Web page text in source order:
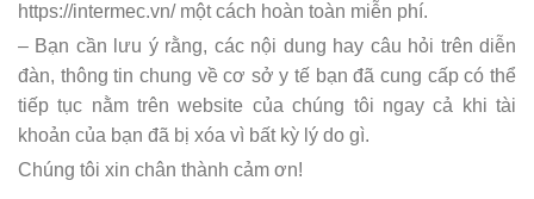
https://intermec.vn/ một cách hoàn toàn miễn phí.
– Bạn cần lưu ý rằng, các nội dung hay câu hỏi trên diễn
đàn, thông tin chung về cơ sở y tế bạn đã cung cấp có thể
tiếp tục nằm trên website của chúng tôi ngay cả khi tài
khoản của bạn đã bị xóa vì bất kỳ lý do gì.
Chúng tôi xin chân thành cảm ơn!